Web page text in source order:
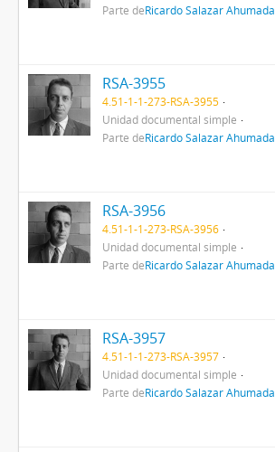
Parte deRicardo Salazar Ahumada
RSA-3955
4.51-1-1-273-RSA-3955
Unidad documental simple
Parte deRicardo Salazar Ahumada
RSA-3956
4.51-1-1-273-RSA-3956
Unidad documental simple
Parte deRicardo Salazar Ahumada
RSA-3957
4.51-1-1-273-RSA-3957
Unidad documental simple
Parte deRicardo Salazar Ahumada